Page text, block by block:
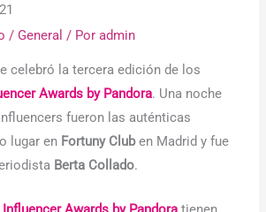
/ General / Poradmin
celebró la tercera edición de los
Awards by Pandora. Una noche
fueron las auténticas
lugar en Fortuny Cluben Madrid y fue
Berta Collado.